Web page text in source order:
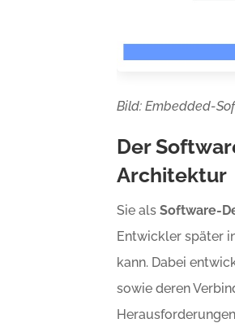
Bild: Embedded-
Der
Architektur
Sie alsSoftware-
Entwickler später
kann. Dabei
sowie deren